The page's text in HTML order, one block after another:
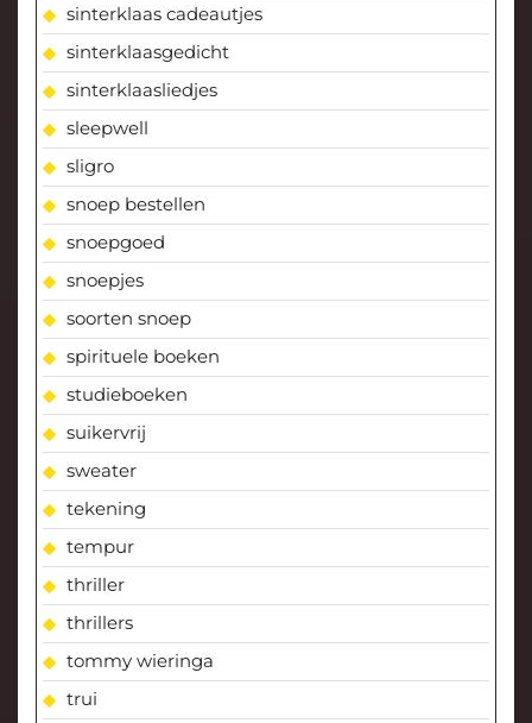
sinterklaas cadeautjes
sinterklaasgedicht
sinterklaasliedjes
sleepwell
sligro
snoep bestellen
snoepgoed
snoepjes
soorten snoep
spirituele boeken
studieboeken
suikervrij
sweater
tekening
tempur
thriller
thrillers
tommy wieringa
trui